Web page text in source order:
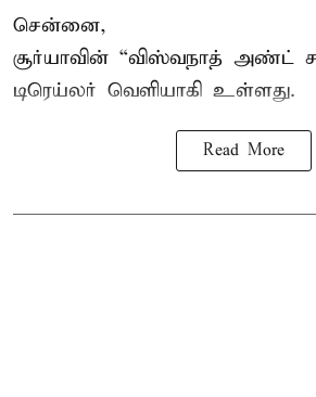
சென்னை,
சூர்யாவின் “விஸ்வநாத் அண்ட்
டிரெய்லர் வெளியாகி உள்ளது.
Read More